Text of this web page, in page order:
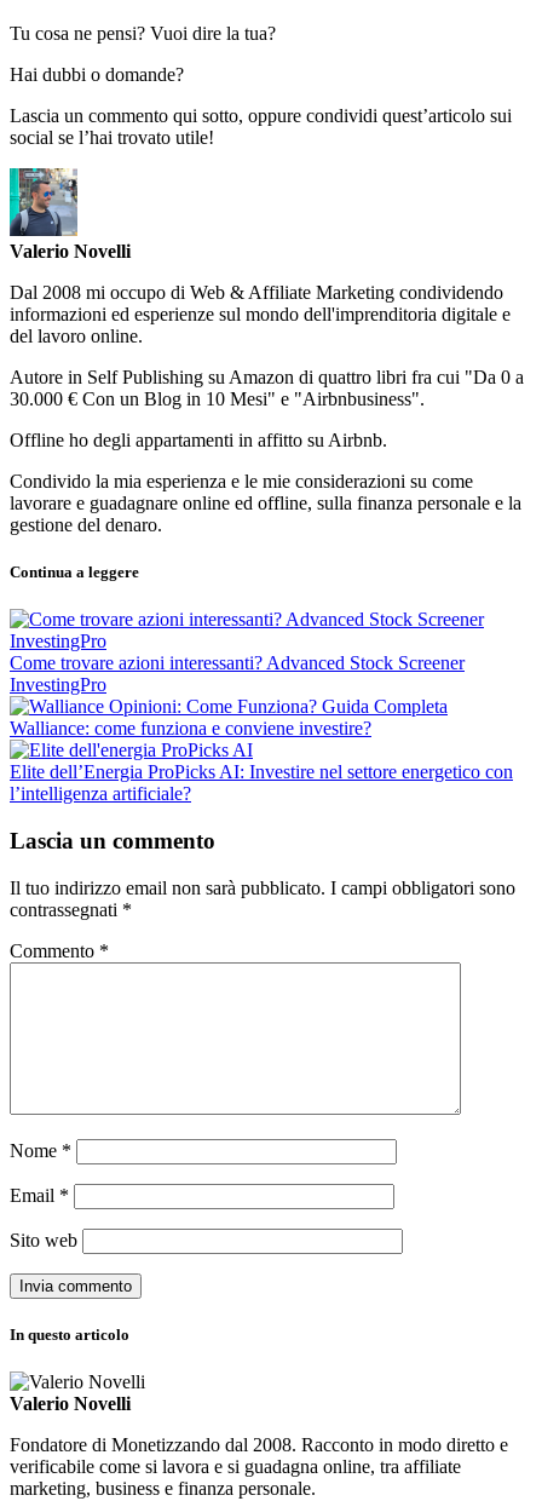
Tu cosa ne pensi? Vuoi dire la tua?
Hai dubbi o domande?
Lascia un commento qui sotto, oppure condividi quest’articolo sui
social se l’hai trovato utile!
Valerio Novelli
Dal 2008 mi occupo di Web & Affiliate Marketing condividendo
informazioni ed esperienze sul mondo dell'imprenditoria digitale e
del lavoro online.
Autore in Self Publishing su Amazon di quattro libri fra cui "Da 0 a
30.000 € Con un Blog in 10 Mesi" e "Airbnbusiness".
Offline ho degli appartamenti in affitto su Airbnb.
Condivido la mia esperienza e le mie considerazioni su come
lavorare e guadagnare online ed offline, sulla finanza personale e la
gestione del denaro.
Continua a leggere
Come trovare azioni interessanti? Advanced Stock Screener
InvestingPro
Walliance: come funziona e conviene investire?
Elite dell’Energia ProPicks AI: Investire nel settore energetico con
l’intelligenza artificiale?
Lascia un commento
Il tuo indirizzo email non sarà pubblicato. I campi obbligatori sono
contrassegnati *
Commento *
Nome *
Email *
Sito web
In questo articolo
Valerio Novelli
Fondatore di Monetizzando dal 2008. Racconto in modo diretto e
verificabile come si lavora e si guadagna online, tra affiliate
marketing, business e finanza personale.